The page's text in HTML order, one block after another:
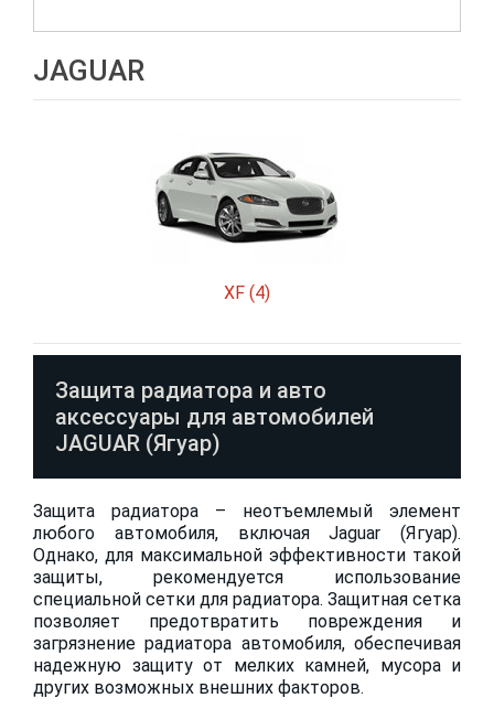
JAGUAR
XF (4)
Защита радиатора и авто
аксессуары для автомобилей
JAGUAR (Ягуар)
Защита радиатора – неотъемлемый элемент
любого автомобиля, включая Jaguar (Ягуар).
Однако, для максимальной эффективности такой
защиты, рекомендуется использование
специальной сетки для радиатора. Защитная сетка
позволяет предотвратить повреждения и
загрязнение радиатора автомобиля, обеспечивая
надежную защиту от мелких камней, мусора и
других возможных внешних факторов.